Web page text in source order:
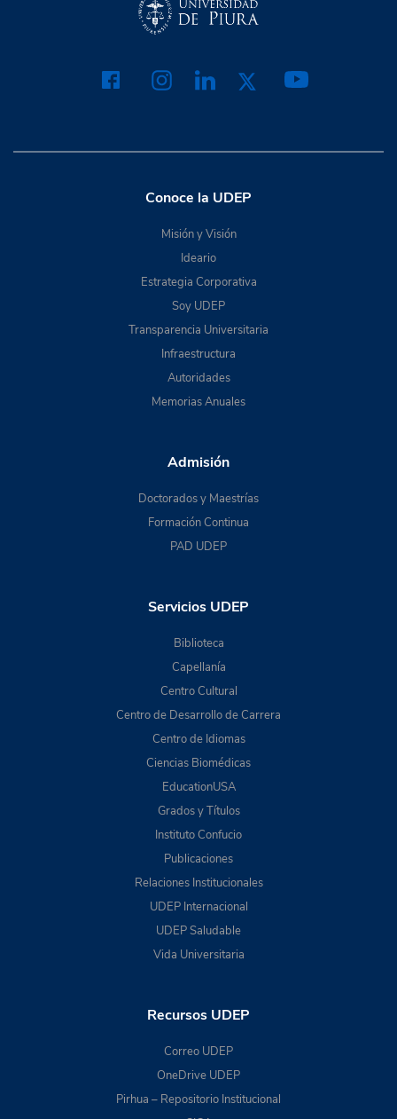
Conoce la UDEP
Misión y Visión
Ideario
Estrategia Corporativa
Soy UDEP
Transparencia Universitaria
Infraestructura
Autoridades
Memorias Anuales
Admisión
Doctorados y Maestrías
Formación Continua
PAD UDEP
Servicios UDEP
Biblioteca
Capellanía
Centro Cultural
Centro de Desarrollo de Carrera
Centro de Idiomas
Ciencias Biomédicas
EducationUSA
Grados y Títulos
Instituto Confucio
Publicaciones
Relaciones Institucionales
UDEP Internacional
UDEP Saludable
Vida Universitaria
Recursos UDEP
Correo UDEP
OneDrive UDEP
Pirhua – Repositorio Institucional